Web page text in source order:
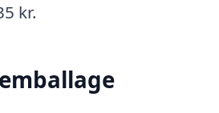
kr.